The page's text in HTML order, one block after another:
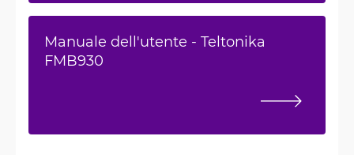
Manuale dell'utente - Teltonika
FMB930